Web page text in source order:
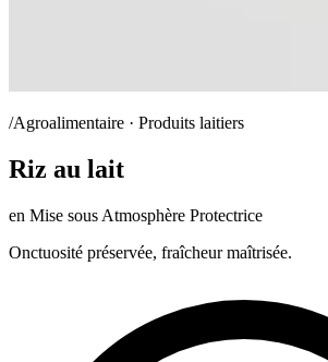
/Agroalimentaire · Produits laitiers
Riz au lait
en Mise sous Atmosphère Protectrice
Onctuosité préservée, fraîcheur maîtrisée.